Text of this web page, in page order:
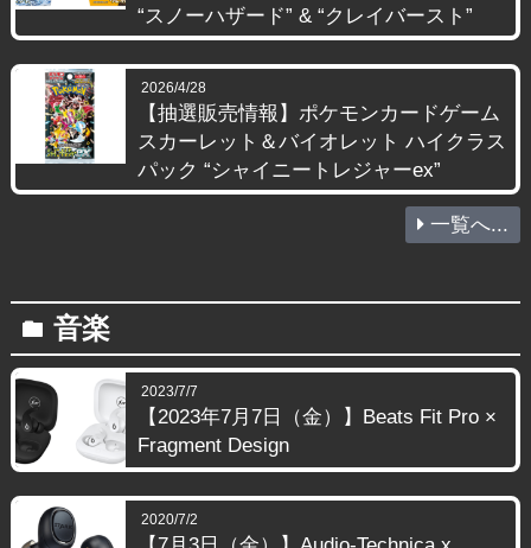
“スノーハザード” & “クレイバースト”
2026/4/28
【抽選販売情報】ポケモンカードゲーム
スカーレット＆バイオレット ハイクラス
パック “シャイニートレジャーex”
一覧へ...
folder 音楽
2023/7/7
【2023年7月7日（金）】Beats Fit Pro ×
Fragment Design
2020/7/2